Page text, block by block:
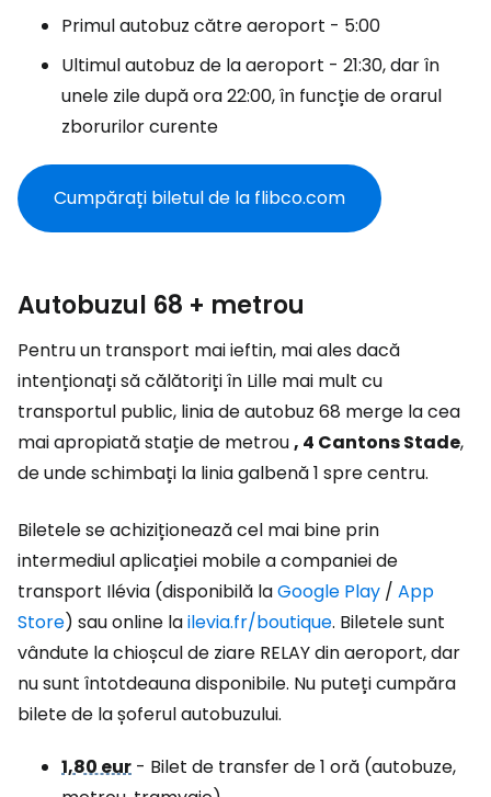
Primul autobuz către aeroport - 5:00
Ultimul autobuz de la aeroport - 21:30, dar în
unele zile după ora 22:00, în funcție de orarul
zborurilor curente
Cumpărați biletul de la flibco.com
Autobuzul 68 + metrou
Pentru un transport mai ieftin, mai ales dacă
intenționați să călătoriți în Lille mai mult cu
transportul public, linia de autobuz 68 merge la cea
mai apropiată stație de metrou, 4 Cantons Stade,
de unde schimbați la linia galbenă 1 spre centru.
Biletele se achiziționează cel mai bine prin
intermediul aplicației mobile a companiei de
transport Ilévia (disponibilă laGoogle Play / App
Store) sau online lailevia.fr/boutique. Biletele sunt
vândute la chioșcul de ziare RELAY din aeroport, dar
nu sunt întotdeauna disponibile. Nu puteți cumpăra
bilete de la șoferul autobuzului.
1,80 eur - Bilet de transfer de 1 oră (autobuze,